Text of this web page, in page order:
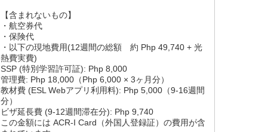
【含まれないもの】
・航空券代
・保険代
・以下の現地費用(12週間の総額 約 Php 49,740 + 光
熱費実費)
SSP (特別学習許可証): Php 8,000
管理費: Php 18,000（Php 6,000 × 3ヶ月分）
教材費 (ESL Webアプリ利用料): Php 5,000（9-16週間
分）
ビザ延長費 (9-12週間滞在分): Php 9,740
この金額には ACR-I Card（外国人登録証）の費用が含